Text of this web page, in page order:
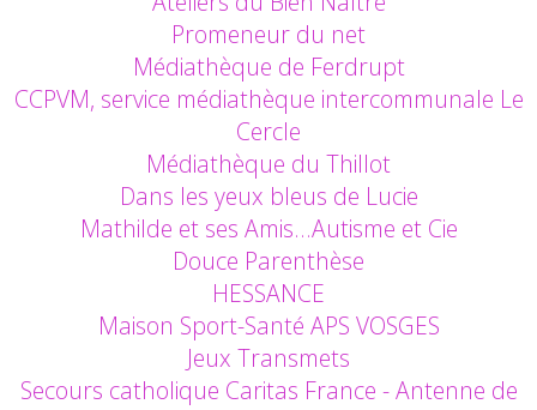
Promeneur du net
Médiathèque de Ferdrupt
CCPVM, service médiathèque intercommunale Le
Cercle
Médiathèque du Thillot
Dans les yeux bleus de Lucie
Mathilde et ses Amis…Autisme et Cie
Douce Parenthèse
HESSANCE
Maison Sport-Santé APS VOSGES
Jeux Transmets
Secours catholique Caritas France - Antenne de